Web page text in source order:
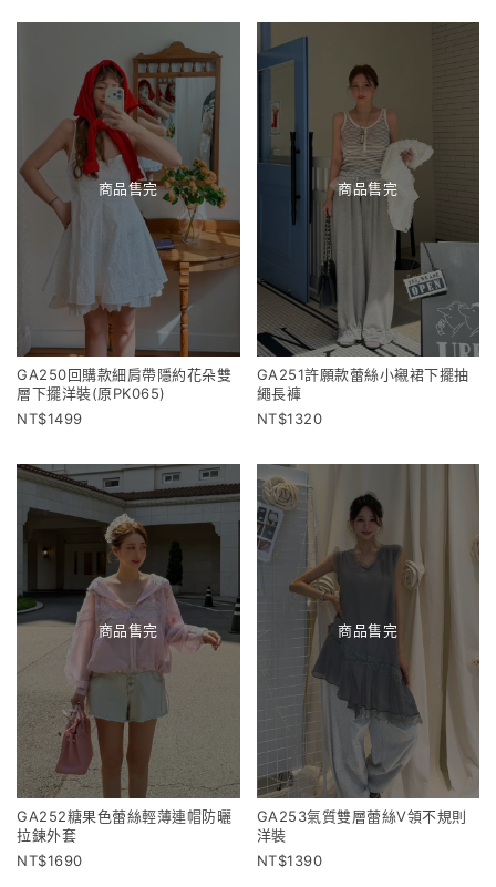
商品售完
GA250回購款細肩帶隱約花朵雙
層下擺洋裝(原PK065)
1499
商品售完
GA251許願款蕾絲小襯裙下擺抽
繩長褲
1320
商品售完
GA252糖果色蕾絲輕薄連帽防曬
拉鍊外套
1690
商品售完
GA253氣質雙層蕾絲V領不規則
洋裝
1390